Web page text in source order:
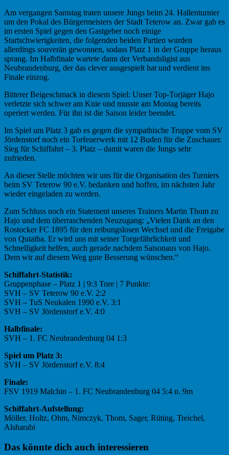
Am vergangen Samstag traten unsere Jungs beim 24. Hallenturnier
um den Pokal des Bürgermeisters der Stadt Teterow an. Zwar gab es
im ersten Spiel gegen den Gastgeber noch einige
Startschwierigkeiten, die folgenden beiden Partien wurden
allerdings souverän gewonnen, sodass Platz 1 in der Gruppe heraus
sprang. Im Halbfinale wartete dann der Verbandsligist aus
Neubrandenburg, der das clever ausgespielt hat und verdient ins
Finale einzog.
Bitterer Beigeschmack in diesem Spiel: Unser Top-Torjäger Hajo
verletzte sich schwer am Knie und musste am Montag bereits
operiert werden. Für ihn ist die Saison leider beendet.
Im Spiel um Platz 3 gab es gegen die sympathische Truppe vom SV
Jördenstorf noch ein Torfeuerwerk mit 12 Buden für die Zuschauer.
Sieg für Schiffahrt – 3. Platz – damit waren die Jungs sehr
zufrieden.
An dieser Stelle möchten wir uns für die Organisation des Turniers
beim SV Teterow 90 e.V. bedanken und hoffen, im nächsten Jahr
wieder eingeladen zu werden.
Zum Schluss noch ein Statement unseres Trainers Martin Thom zu
Hajo und dem überraschenden Neuzugang: „Vielen Dank an den
Rostocker FC 1895 für den reibungslosen Wechsel und die Freigabe
von Qutaiba. Er wird uns mit seiner Torgefährlichkeit und
Schnelligkeit helfen, auch gerade nachdem Saisonaus von Hajo.
Dem wir auf diesem Weg gute Besserung wünschen.“
Schiffahrt-Statistik:
Gruppenphase – Platz 1 | 9:3 Tore | 7 Punkte:
SVH – SV Teterow 90 e.V. 2:2
SVH – TuS Neukalen 1990 e.V. 3:1
SVH – SV Jördenstorf e.V. 4:0
Halbfinale:
SVH – 1. FC Neubrandenburg 04 1:3
Spiel um Platz 3:
SVH – SV Jördenstorf e.V. 8:4
Finale:
FSV 1919 Malchin – 1. FC Neubrandenburg 04 5:4 n. 9m
Schiffahrt-Aufstellung:
Möller, Holtz, Ohm, Nimczyk, Thom, Sager, Rüting, Treichel,
Alsharabi
Haupt-
Das könnte dich auch interessieren